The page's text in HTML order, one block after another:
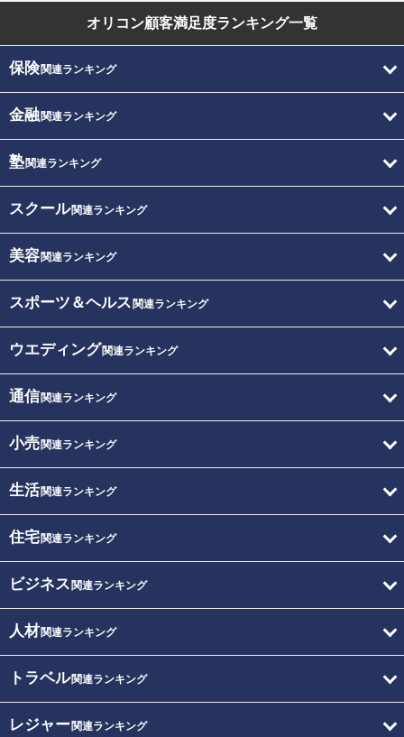
オリコン顧客満足度ランキング一覧
保険関連ランキング
金融関連ランキング
塾関連ランキング
スクール関連ランキング
美容関連ランキング
スポーツ＆ヘルス 関連ランキング
ウエディング関連ランキング
通信関連ランキング
小売関連ランキング
生活関連ランキング
住宅関連ランキング
ビジネス 関連ランキング
人材関連ランキング
トラベル関連ランキング
レジャー関連ランキング